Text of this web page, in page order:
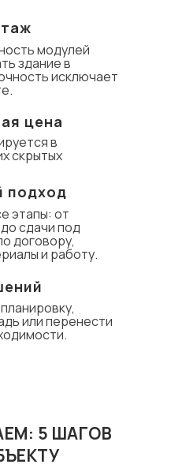
или перенести
этапы: от
сдачи под
договору,
и работу.
подход
в
скрытых
цена
модулей
здание в
исключает
5 ШАГОВ